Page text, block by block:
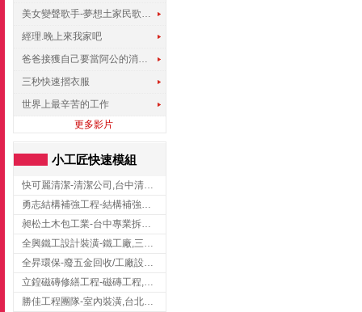
美女變聲歌手-夢想土家民歌傳遍世界
經理.晚上來我家吧
爸爸接獲自己要當阿公的消息，反應史上最可愛!!!
三秒快速摺衣服
世界上最辛苦的工作
更多影片
小工匠快速模組
快可麗清潔-清潔公司,台中清潔公司,台中居家清潔
勇志結構補強工程-結構補強工程 ,桃園結構補強工程,龍潭結構補強工程
昶松土木包工業-台中專業拆除工程/挖土機出租
全興鐵工設計裝潢-鐵工廠,三峽鐵工廠,台北鐵工廠
全昇環保-廢五金回收/工廠設備收購/機械設備回收/高價收購廠房設備
立鍠磁磚修繕工程-磁磚工程,磁磚修補,新竹磁磚工程
勝佳工程團隊-室內裝潢,台北房屋裝修,三重室內裝修